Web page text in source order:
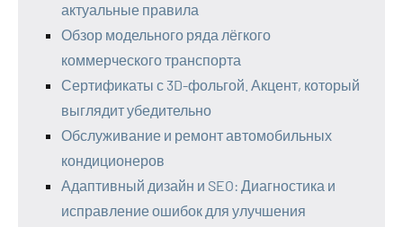
актуальные правила
Обзор модельного ряда лёгкого
коммерческого транспорта
Сертификаты с 3D-фольгой. Акцент, который
выглядит убедительно
Обслуживание и ремонт автомобильных
кондиционеров
Адаптивный дизайн и SEO: Диагностика и
исправление ошибок для улучшения